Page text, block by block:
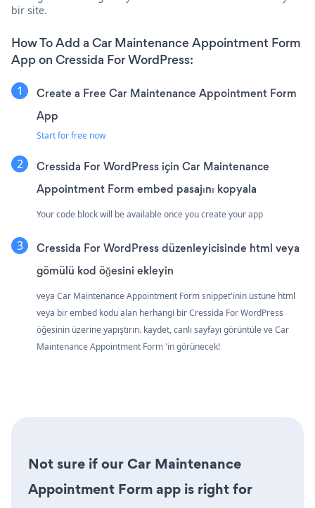
bir site.
How To Add a Car Maintenance Appointment Form
App on Cressida For WordPress:
Create a Free Car Maintenance Appointment Form
App
Start for free now
Cressida For WordPress için Car Maintenance
Appointment Form embed pasajını kopyala
Your code block will be available once you create your app
Cressida For WordPress düzenleyicisinde html veya
gömülü kod öğesini ekleyin
veya Car Maintenance Appointment Form snippet'inin üstüne html
veya bir embed kodu alan herhangi bir Cressida For WordPress
öğesinin üzerine yapıştırın. kaydet, canlı sayfayı görüntüle ve Car
Maintenance Appointment Form 'in görünecek!
Not sure if our Car Maintenance
Appointment Form app is right for